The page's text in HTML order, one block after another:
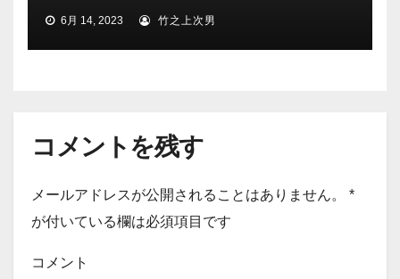
6月 14, 2023 竹之上次男
コメントを残す
メールアドレスが公開されることはありません。
*
が付いている欄は必須項目です
コメント